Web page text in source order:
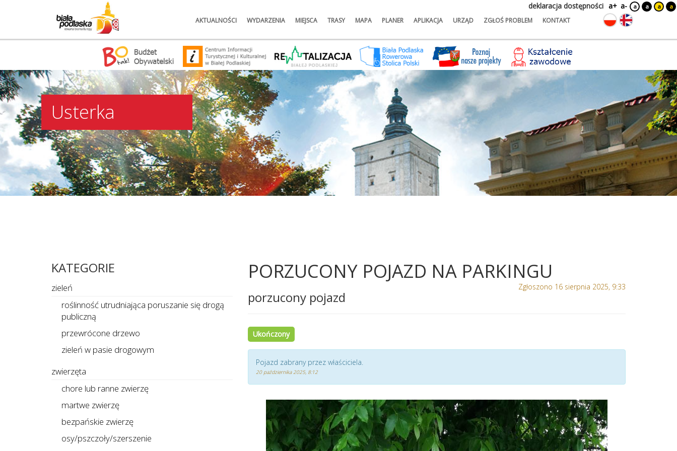
AKTUALNOŚCI WYDARZENIA MIEJSCA TRASY MAPA PLANER APLIKACJA URZĄD ZGŁOŚ PROBLEM KONTAKT
deklaracja dostępności a+ a- a a a a
Usterka
PORZUCONY POJAZD NA PARKINGU
Zgłoszono 16 sierpnia 2025, 9:33
porzucony pojazd
Ukończony
Pojazd zabrany przez właściciela.
20 października 2025, 8:12
KATEGORIE
zieleń
roślinność utrudniająca poruszanie się drogą
publiczną
przewrócone drzewo
zieleń w pasie drogowym
zwierzęta
chore lub ranne zwierzę
martwe zwierzę
bezpańskie zwierzę
osy/pszczoły/szerszenie